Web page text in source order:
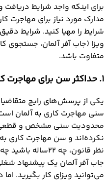
برای اینکه واجد شرایط دریافت
مدارک مورد نیاز برای مهاجرت
شرایط را مهیا کنید. شرایط
ویزا (جاب آفر آلمان، جستجوی
متفاوت باشد.
1. حداکثر سن برای مهاجرت کاری به آلمان
یکی از پرسش‌های رایج
سنی مهاجرت کاری به آلمان
محدودیت سنی مشخص و قطعی
نکرده‌اند و سن مهاجرت کاری به
جاب آفر آلمان یک پیشنهاد
می‌توانید ویزای کار بگیرید.